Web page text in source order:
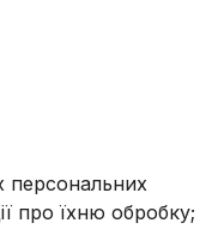
персональних
про їхню обробку;